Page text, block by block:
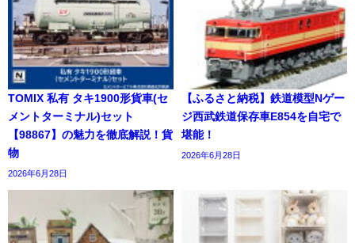
TOMIX 私有 タキ1900形貨車(セ
メントターミナル)セット
【98867】の魅力を徹底解説！貨
物
2026年6月28日
【ふるさと納税】鉄道模型Nゲー
ジ西武鉄道保存車E854を自宅で
堪能！
2026年6月28日